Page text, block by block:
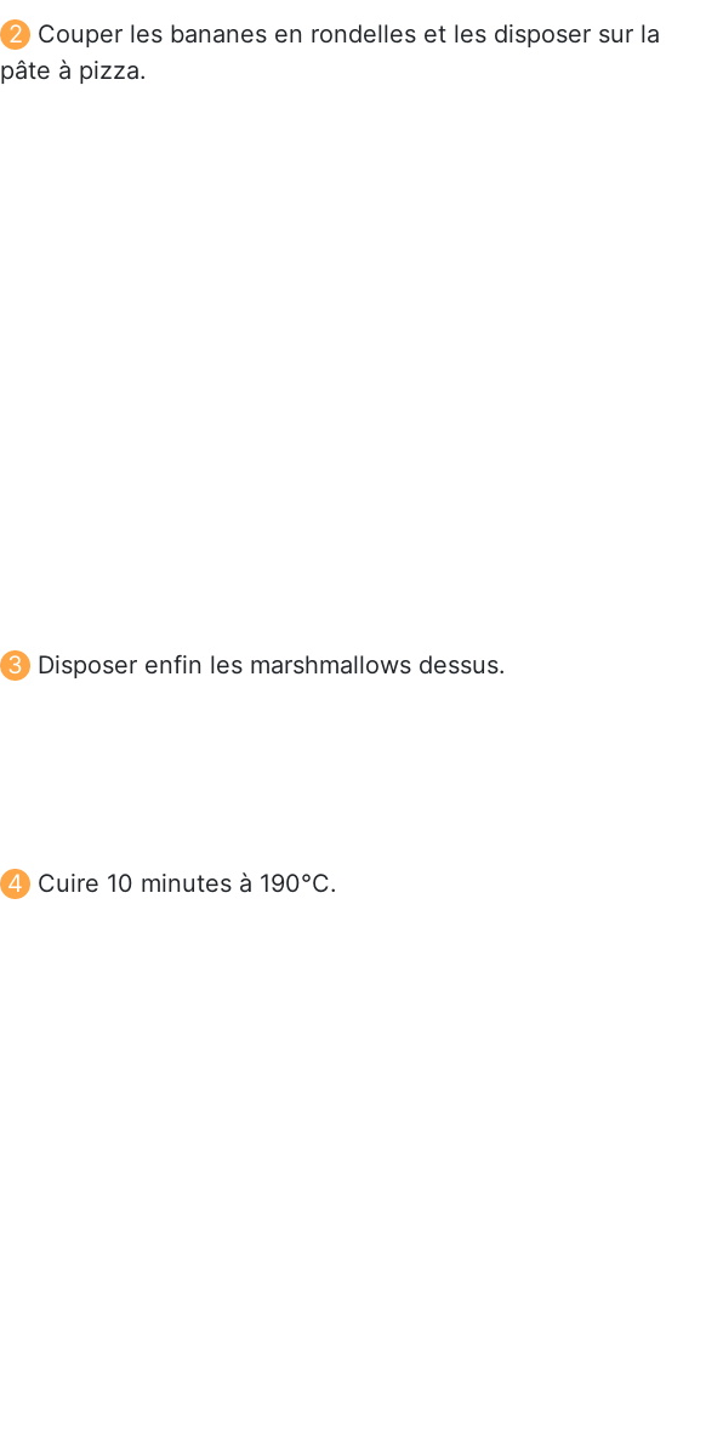
Couper les bananes en rondelles et les disposer sur la
pâte à pizza.
Disposer enfin les marshmallows dessus.
Cuire 10 minutes à 190°C.